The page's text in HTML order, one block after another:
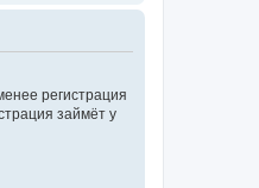
регистрация
займёт у